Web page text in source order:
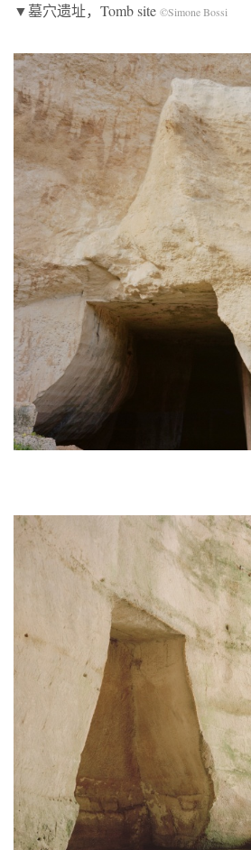
▼墓穴遗址，Tomb site ©Simone Bossi